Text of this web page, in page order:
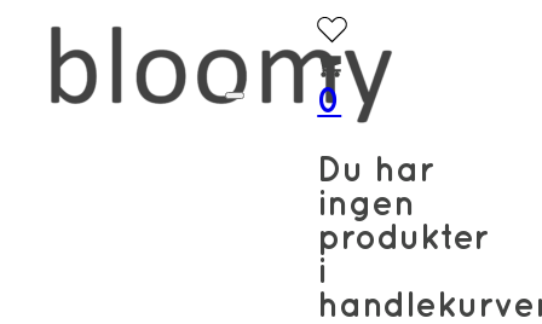
0
Du har
ingen
produkter
i